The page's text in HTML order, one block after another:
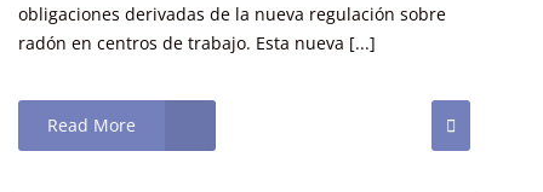
obligaciones derivadas de la nueva regulación sobre
radón en centros de trabajo. Esta nueva [...]
Read More